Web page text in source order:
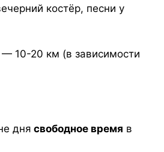
костёр, песни у
10-20 км (в зависимости
дня свободное время в